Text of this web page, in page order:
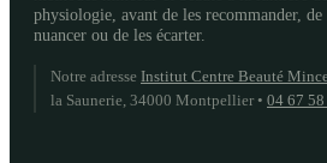
physiologie, avant de les recommander, de
nuancer ou de les écarter.
Notre adresse Institut Centre Beauté
la Saunerie, 34000 Montpellier • 04 67